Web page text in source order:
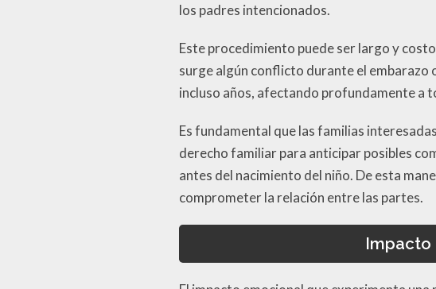
los padres intencionados.
Este procedimiento puede ser largo y
surge algún conflicto durante el embarazo
incluso años, afectando profundamente a
Es fundamental que las familias
derecho familiar para anticipar posibles
antes del nacimiento del niño. De esta
comprometer la relación entre las partes.
Impacto